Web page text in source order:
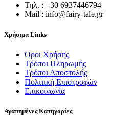
Τηλ. : +30 6937446794
Mail : info@fairy-tale.gr
Χρήσιμα Links
Όροι Χρήσης
Τρόποι Πληρωμής
Τρόποι Αποστολής
Πολιτική Επιστροφών
Επικοινωνία
Αγαπημένες Κατηγορίες